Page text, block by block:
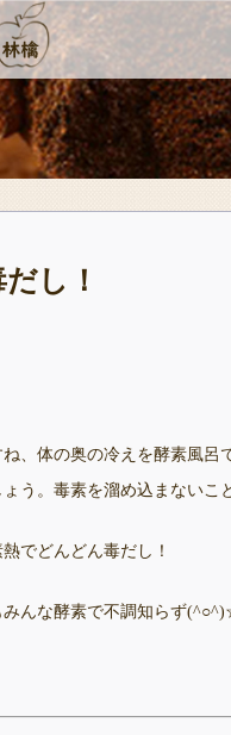
し！
、体の奥の冷えを酵素風呂
う。毒素を溜め込まないこ
でどんどん毒だし！
みんな酵素で不調知らず